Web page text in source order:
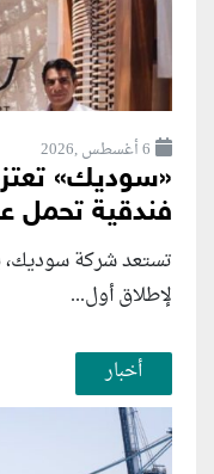
6 أغسطس ,2026
«سوديك»
فندقية تحمل
تستعد شركة سوديك،
لإطلاق أول...
أخبار